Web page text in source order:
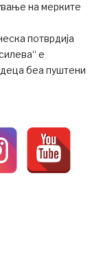
на мерките
потврдија
е
беа пуштени